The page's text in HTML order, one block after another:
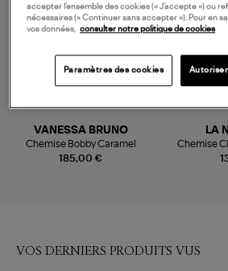
185,00 €
VANESSA BRUNO
Chemise Bobby Caramel
LA
Chemise
VOS DERNIERS PRODUITS VUS
accepter l’ensemble des cookies (« J’accepte ») ou
nécessaires (« Continuer sans accepter »). Pour en
vos données,
consulter notre politique de cookies
Paramètres des cookies